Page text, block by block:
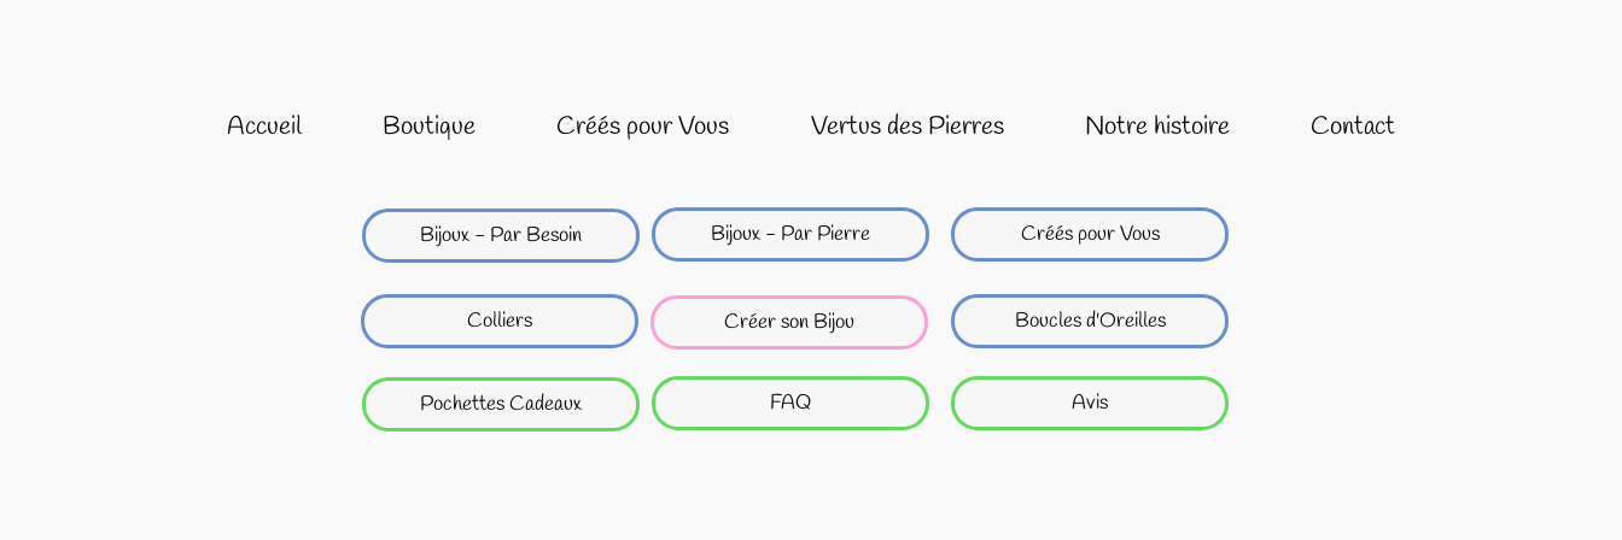
Accueil Boutique Créés pour Vous Vertus des Pierres Notre histoire Contact
Bijoux - Par Pierre Créés pour Vous
Bijoux - Par Besoin
Colliers Boucles d'Oreilles
Créer son Bijou
FAQ Avis
Pochettes Cadeaux